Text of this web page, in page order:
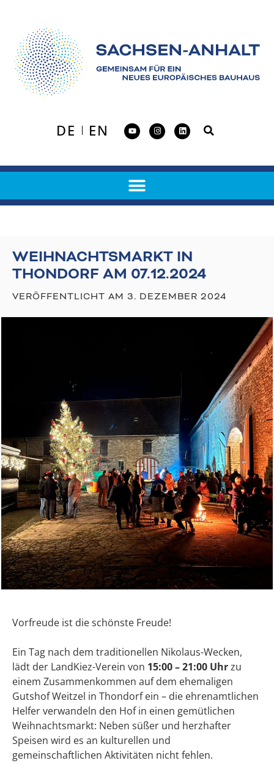
DE EN
WEIHNACHTSMARKT IN
THONDORF AM 07.12.2024
VERÖFFENTLICHT AM 3. DEZEMBER 2024
Vorfreude ist die schönste Freude!
Ein Tag nach dem traditionellen Nikolaus-Wecken,
lädt der LandKiez-Verein von 15:00 – 21:00 Uhrzu
einem Zusammenkommen auf dem ehemaligen
Gutshof Weitzel in Thondorf ein – die ehrenamtlichen
Helfer verwandeln den Hof in einen gemütlichen
Weihnachtsmarkt: Neben süßer und herzhafter
Speisen wird es an kulturellen und
gemeinschaftlichen Aktivitäten nicht fehlen.